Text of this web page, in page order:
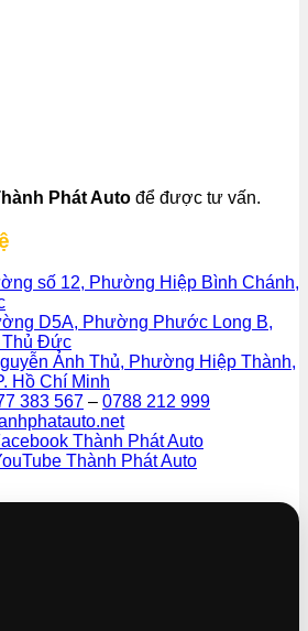
Phát Auto để được tư vấn.
số 12, Phường Hiệp Bình Chánh,
D5A, Phường Phước Long B,
Thủ Đức
Ảnh Thủ, Phường Hiệp Thành,
Hồ Chí Minh
383 567 – 0788 212 999
Thành Phát Auto
Thành Phát Auto